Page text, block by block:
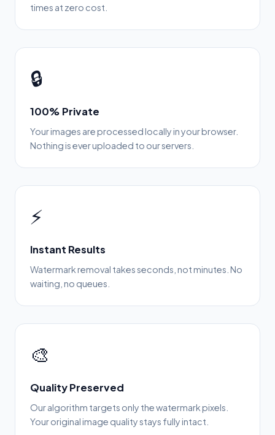
times at zero cost.
🔒
100% Private
Your images are processed locally in your browser.
Nothing is ever uploaded to our servers.
⚡
Instant Results
Watermark removal takes seconds, not minutes. No
waiting, no queues.
🎨
Quality Preserved
Our algorithm targets only the watermark pixels.
Your original image quality stays fully intact.